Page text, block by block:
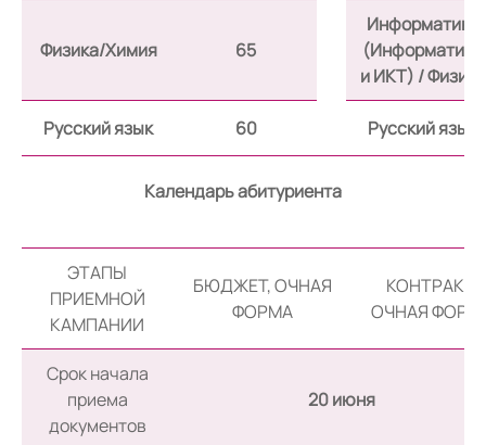
Физика/Химия 65
Информатика
(Информатика
и ИКТ) / Физика
Русский язык 60 Русский язык
Календарь абитуриента
ЭТАПЫ
ПРИЕМНОЙ
КАМПАНИИ
БЮДЖЕТ, ОЧНАЯ
ФОРМА
КОНТРАКТ,
ОЧНАЯ
Срок начала
приема
документов
20 июня